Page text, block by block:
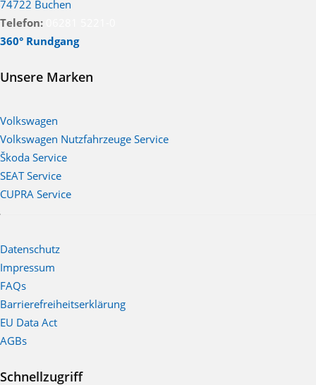
74722 Buchen
Telefon:
360° Rundgang
Unsere Marken
Volkswagen
Volkswagen Nutzfahrzeuge Service
Škoda Service
SEAT Service
CUPRA Service
Datenschutz
Impressum
FAQs
Barrierefreiheitserklärung
EU Data Act
AGBs
Schnellzugriff